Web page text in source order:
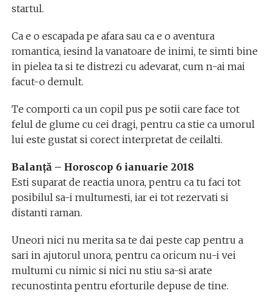
startul.
Ca e o escapada pe afara sau ca e o aventura
romantica, iesind la vanatoare de inimi, te simti bine
in pielea ta si te distrezi cu adevarat, cum n-ai mai
facut-o demult.
Te comporti ca un copil pus pe sotii care face tot
felul de glume cu cei dragi, pentru ca stie ca umorul
lui este gustat si corect interpretat de ceilalti.
Balanță – Horoscop 6 ianuarie 2018
Esti suparat de reactia unora, pentru ca tu faci tot
posibilul sa-i multumesti, iar ei tot rezervati si
distanti raman.
Uneori nici nu merita sa te dai peste cap pentru a
sari in ajutorul unora, pentru ca oricum nu-i vei
multumi cu nimic si nici nu stiu sa-si arate
recunostinta pentru eforturile depuse de tine.